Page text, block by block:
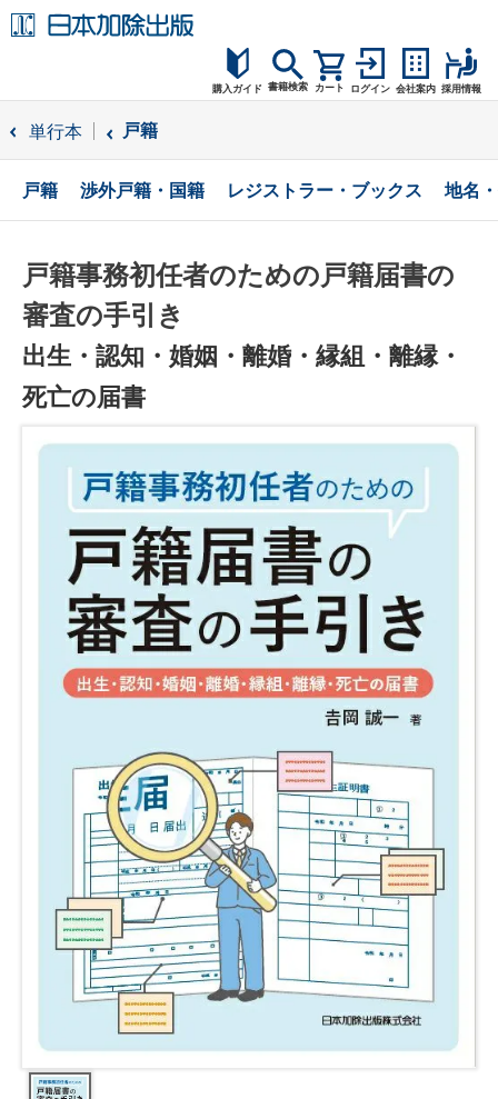
購入ガイド
購入ガイド
読者サポート
書籍検索 カート ログイン 会社案内 採用情報
単行本 戸籍
戸籍 渉外戸籍・国籍 レジストラー・ブックス 地名
戸籍事務初任者のための戸籍届書の
審査の手引き
出生・認知・婚姻・離婚・縁組・離縁・
死亡の届書